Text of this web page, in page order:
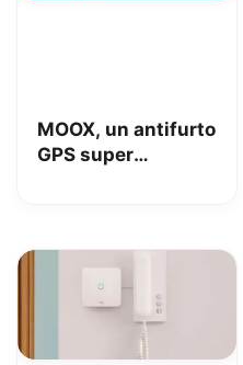
MOOX, un antifurto
GPS super
solo: la nostra